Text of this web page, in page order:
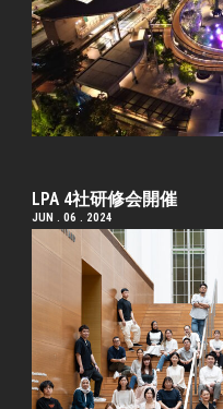
LPA 4社研修会開催
JUN . 06 . 2024